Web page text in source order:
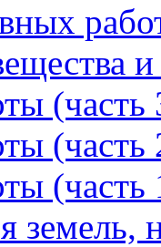
и
(часть
(часть
(часть